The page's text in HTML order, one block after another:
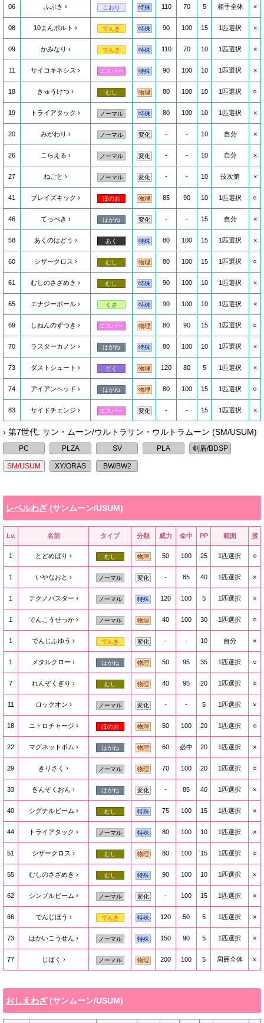
06 ふぶき こおり 特殊 110 70 5 相手全体 ×
08 10まんボルト でんき 特殊 90 100 15 1匹選択 ×
09 かみなり でんき 特殊 110 70 10 1匹選択 ×
11 サイコキネシス エスパー 特殊 90 100 10 1匹選択 ×
18 きゅうけつ むし 物理 80 100 10 1匹選択 ○
19 トライアタック ノーマル 特殊 80 100 10 1匹選択 ×
20 みがわり ノーマル 変化 - - 10 自分 ×
26 こらえる ノーマル 変化 - - 10 自分 ×
27 ねごと ノーマル 変化 - - 10 技次第 ×
41 ブレイズキック ほのお 物理 85 90 10 1匹選択 ○
46 てっぺき はがね 変化 - - 15 自分 ×
58 あくのはどう あく 特殊 80 100 15 1匹選択 ×
60 シザークロス むし 物理 80 100 15 1匹選択 ○
61 むしのさざめき むし 特殊 90 100 10 1匹選択 ×
65 エナジーボール くさ 特殊 90 100 10 1匹選択 ×
69 しねんのずつき エスパー 物理 80 90 15 1匹選択 ○
70 ラスターカノン はがね 特殊 80 100 10 1匹選択 ×
73 ダストシュート どく 物理 120 80 5 1匹選択 ×
74 アイアンヘッド はがね 物理 80 100 15 1匹選択 ○
83 サイドチェンジ エスパー 変化 - - 15 1匹選択 ×
› 第7世代: サン・ムーン/ウルトラサン・ウルトラムーン (SM/USUM)
レベルわざ(サンムーン/USUM)
Lv. 名前 タイプ 分類 威力 命中 PP 範囲 接
1 とどめばり むし 物理 50 100 25 1匹選択 ○
1 いやなおと ノーマル 変化 - 85 40 1匹選択 ×
1 テクノバスター ノーマル 特殊 120 100 5 1匹選択 ×
1 でんこうせっか ノーマル 物理 40 100 30 1匹選択 ○
1 でんじふゆう でんき 変化 - - 10 自分 ×
1 メタルクロー はがね 物理 50 95 35 1匹選択 ○
7 れんぞくぎり むし 物理 40 95 20 1匹選択 ○
11 ロックオン ノーマル 変化 - - 5 1匹選択 ×
18 ニトロチャージ ほのお 物理 50 100 20 1匹選択 ○
22 マグネットボム はがね 物理 60 必中 20 1匹選択 ×
29 きりさく ノーマル 物理 70 100 20 1匹選択 ○
33 きんぞくおん はがね 変化 - 85 40 1匹選択 ×
40 シグナルビーム むし 特殊 75 100 15 1匹選択 ×
44 トライアタック ノーマル 特殊 80 100 10 1匹選択 ×
51 シザークロス むし 物理 80 100 15 1匹選択 ○
55 むしのさざめき むし 特殊 90 100 10 1匹選択 ×
62 シンプルビーム ノーマル 変化 - 100 15 1匹選択 ×
66 でんじほう でんき 特殊 120 50 5 1匹選択 ×
73 はかいこうせん ノーマル 特殊 150 90 5 1匹選択 ×
77 じばく ノーマル 物理 200 100 5 周囲全体 ×
おしえわざ(サンムーン/USUM)